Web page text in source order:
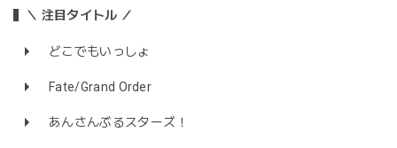
＼ 注目タイトル ／
どこでもいっしょ
Fate/Grand Order
あんさんぶるスターズ！